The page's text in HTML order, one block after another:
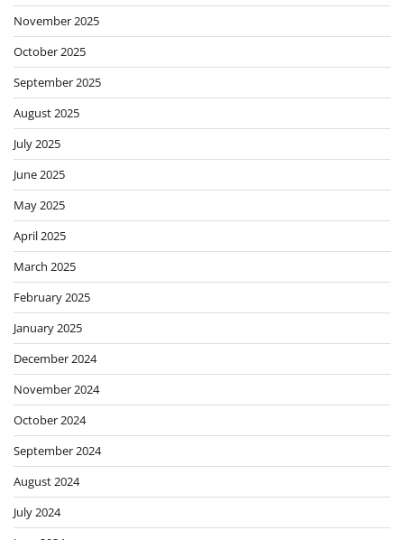
November 2025
October 2025
September 2025
August 2025
July 2025
June 2025
May 2025
April 2025
March 2025
February 2025
January 2025
December 2024
November 2024
October 2024
September 2024
August 2024
July 2024